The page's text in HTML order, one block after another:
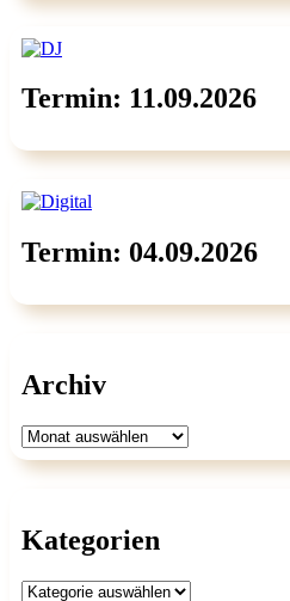
Termin: 11.09.2026
Termin: 04.09.2026
Archiv
Archiv
Kategorien
Kategorien